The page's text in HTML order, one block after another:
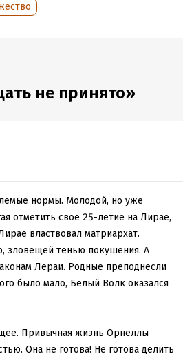
не принято»
нормы. Молодой, но уже
отметить своё 25-летие на Лирае,
властвовал матриархат.
зловещей тенью покушения. А
Лераи. Родные преподнесли
было мало, Белый Волк оказался
Привычная жизнь Орнеллы
Она не готова! Не готова делить